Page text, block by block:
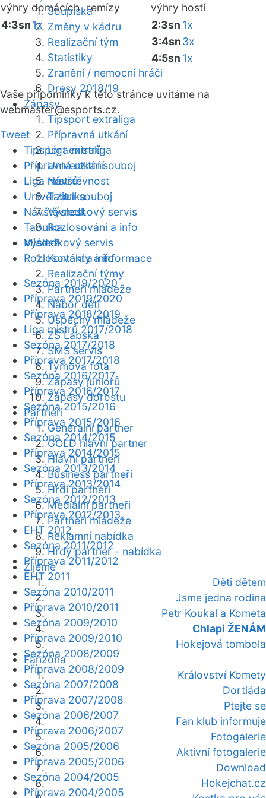
Soupiska
Změny v kádru
Realizační tým
Statistiky
Zranění / nemocní hráči
Dresy 2018/19
Zápasy
Tipsport extraliga
Přípravná utkání
Liga mistrů
Univerzitní souboj
Návštěvnost
Tabulka
Výsledkový servis
Rozlosování a info
Mládež
Kontakty a informace
Realizační týmy
Partneři mládeže
Nábor dětí
Úspěchy mládeže
ZŠ Labská
SMS servis
Týmová fota
Zápasy juniorů
Zápasy dorostu
Partneři
Generální partner
GOLD hlavní partner
Hlavní partneři
Business partneři
Hrdí partneři
Mediální partneři
Partneři mládeže
Reklamní nabídka
Hrdý partner - nabídka
Žijeme
Děti dětem
Jsme jedna rodina
Petr Koukal a Kometa
Chlapi ŽENÁM
Hokejová tombola
Fanzóna
Království Komety
Dortiáda
Ptejte se
Fan klub informuje
Fotogalerie
Aktivní fotogalerie
Download
Hokejchat.cz
výhry domácíchremízy výhry hostí
4:3sn1x 2:3sn 1x
3:4sn3x
4:5sn 1x
Vaše připomínky k této stránce uvítáme na
webmaster@esports.cz.
Tweet
Tipsport extraliga
Přípravná utkání
Liga mistrů
Univerzitní souboj
Návštěvnost
Tabulka
Výsledkový servis
Rozlosování a info
Sezóna 2019/2020
Příprava 2019/2020
Příprava 2018/2019
Liga mistrů 2017/2018
Sezóna 2017/2018
Příprava 2017/2018
Sezóna 2016/2017
Příprava 2016/2017
Sezóna 2015/2016
Příprava 2015/2016
Sezóna 2014/2015
Příprava 2014/2015
Sezóna 2013/2014
Příprava 2013/2014
Sezóna 2012/2013
Příprava 2012/2013
EHT 2012
Sezóna 2011/2012
Příprava 2011/2012
EHT 2011
Sezóna 2010/2011
Příprava 2010/2011
Sezóna 2009/2010
Příprava 2009/2010
Sezóna 2008/2009
Příprava 2008/2009
Sezóna 2007/2008
Příprava 2007/2008
Sezóna 2006/2007
Příprava 2006/2007
Sezóna 2005/2006
Příprava 2005/2006
Sezóna 2004/2005
Příprava 2004/2005